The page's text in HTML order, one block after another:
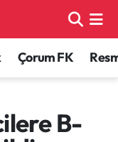
Çorum FK
B-